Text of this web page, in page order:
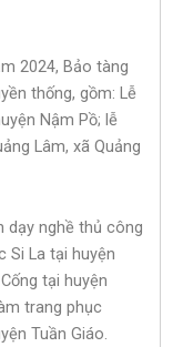
2024, Bảo tàng
thống, gồm: Lễ
Nậm Pồ; lễ
Lâm, xã Quảng
dạy nghề thủ công
Si La tại huyện
tại huyện
trang phục
Tuần Giáo.